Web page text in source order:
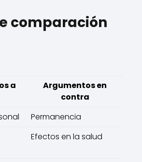
comparación
a
Argumentos en
contra
Permanencia
Efectos en la salud